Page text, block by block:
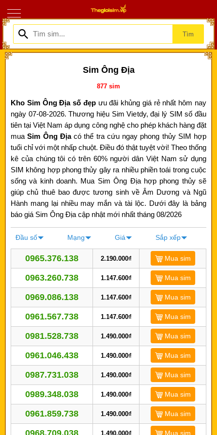
Tìm
Sim Ông Địa
877 sim
Kho Sim Ông Địa số đẹpưu đãi khủng giá rẻ nhất hôm nay
ngày 07-08-2026. Thương hiệu Sim Vietdy, đại lý SIM số đầu
tiên tại Việt Nam áp dụng công nghệ cho phép khách hàng đặt
muaSim Ông Địacó thể tra cứu ngay phong thủy SIM hợp
tuổi chỉ với một nhấp chuột. Điều đó thật tuyệt vời! Theo thống
kê của chúng tôi có trên 60% người dân Việt Nam sử dụng
SIM không hợp phong thủy gây ra nhiều phiền toái trong cuộc
sống và kinh doanh. Mua Sim Ông Địa hợp phong thủy sẽ
giúp chủ thuê bao được tương sinh về Âm Dương và Ngũ
Hành mang lại nhiều may mắn và tài lộc. Dưới đây là bảng
báo giá Sim Ông Địa cập nhật mới nhất tháng 08/2026
Đầu số Mạng Giá Sắp xếp
0965.376.138 2.190.000₫ Mua sim
0963.260.738 1.147.600₫ Mua sim
0969.086.138 1.147.600₫ Mua sim
0961.567.738 1.147.600₫ Mua sim
0981.528.738 1.490.000₫ Mua sim
0961.046.438 1.490.000₫ Mua sim
0987.731.038 1.490.000₫ Mua sim
0989.348.038 1.490.000₫ Mua sim
0961.859.738 1.490.000₫ Mua sim
1.490.000₫ Mua sim